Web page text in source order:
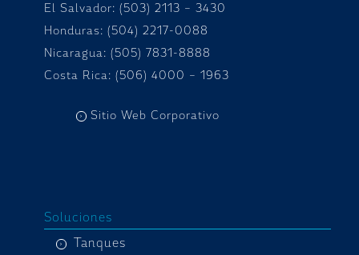
El Salvador: (503) 2113 – 3430
Honduras: (504) 2217-0088
Nicaragua: (505) 7831-8888
Costa Rica: (506) 4000 – 1963
Sitio Web Corporativo
Soluciones
Tanques